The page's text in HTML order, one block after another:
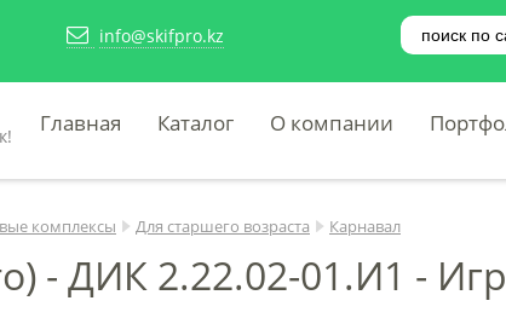
info@skifpro.kz
Главная Каталог О компании
комплексы Для старшего возраста Карнавал
- ДИК 2.22.02-01.И1 -